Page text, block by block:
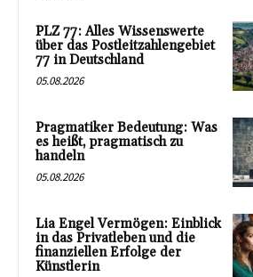
PLZ 77: Alles Wissenswerte
über das Postleitzahlengebiet
77 in Deutschland
05.08.2026
Pragmatiker Bedeutung: Was
es heißt, pragmatisch zu
handeln
05.08.2026
Lia Engel Vermögen: Einblick
in das Privatleben und die
finanziellen Erfolge der
Künstlerin